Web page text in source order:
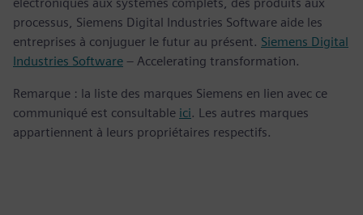
processus, Siemens Digital Industries Software aide les
entreprises à conjuguer le futur au présent. Siemens Digital
Industries Software – Accelerating transformation.
Remarque : la liste des marques Siemens en lien avec ce
communiqué est consultable ici. Les autres marques
appartiennent à leurs propriétaires respectifs.